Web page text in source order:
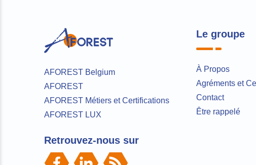
AFOREST Belgium
AFOREST
AFOREST Métiers et Certifications
AFOREST LUX
Retrouvez-nous sur
Le groupe
À Propos
Agréments et
Contact
Être rappelé